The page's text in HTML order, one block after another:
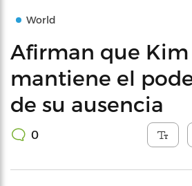
World
Afirman que
mantiene el
de su ausencia
0